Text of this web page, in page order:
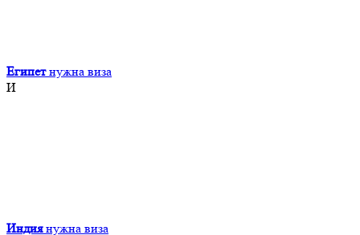
Египет нужна виза
И
Индия нужна виза